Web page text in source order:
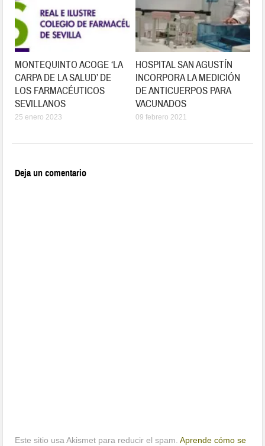
MONTEQUINTO ACOGE ‘LA
CARPA DE LA SALUD’ DE
LOS FARMACÉUTICOS
SEVILLANOS
25 enero 2023
HOSPITAL SAN AGUSTÍN
INCORPORA LA MEDICIÓN
DE ANTICUERPOS PARA
VACUNADOS
09 febrero 2021
Deja un comentario
Este sitio usa Akismet para reducir el spam.Aprende cómo se